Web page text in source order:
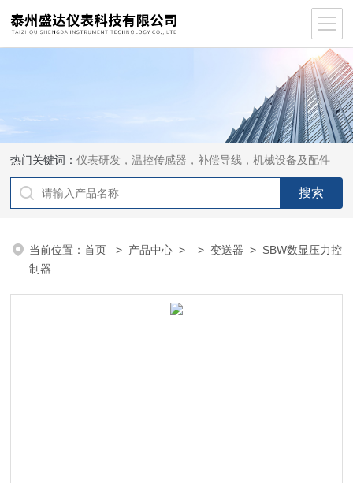
热门关键词：仪表研发，温控传感器，补偿导线，机械设备及配件
当前位置：首页 > 产品中心 > >变送器 > SBW数显压力控
制器